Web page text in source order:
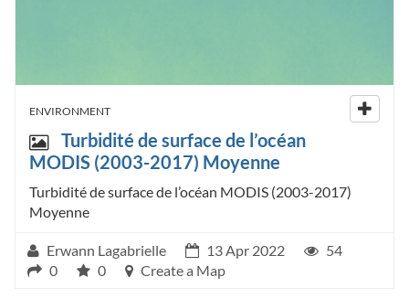
ENVIRONMENT
Turbidité de surface de l’océan
MODIS (2003-2017) Moyenne
Turbidité de surface de l’océan MODIS (2003-2017)
Moyenne
Erwann Lagabrielle 13 Apr 2022
54
0
0 Create a Map